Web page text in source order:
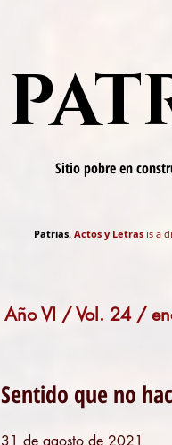
Sitio pobre en
Patrias. Actos y Letras is a
Año VI / Vol. 24 /
Sentido que no
31 de agosto de 2021